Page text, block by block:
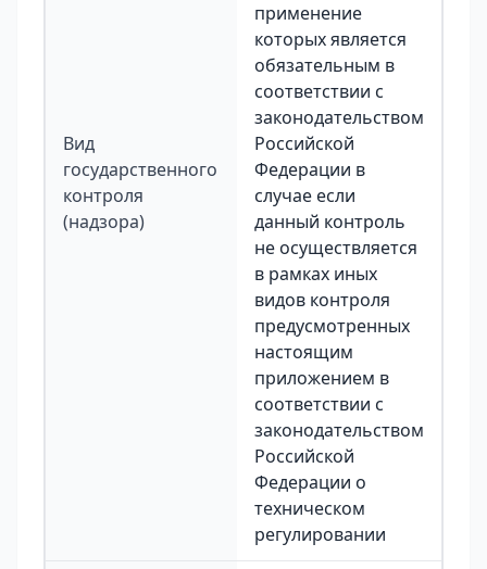
Вид
государственного
контроля
(надзора)
применение
которых является
обязательным в
соответствии с
законодательством
Российской
Федерации в
случае если
данный контроль
не осуществляется
в рамках иных
видов контроля
предусмотренных
настоящим
приложением в
соответствии с
законодательством
Российской
Федерации о
техническом
регулировании